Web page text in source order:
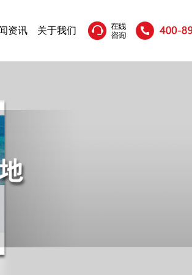
资讯 关于我们